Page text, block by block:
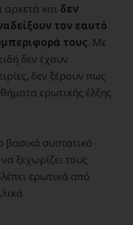
αρκετά και δεν
τον εαυτό
τους. Με
δεν έχουν
δεν ξέρουν πως
ερωτικής έλξης
βασικό συστατικό
ξεχωρίζει τους
ερωτικά από